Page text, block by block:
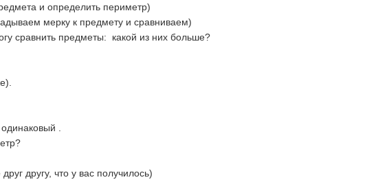
и определить периметр)
мерку к предмету и сравниваем)
сравнить предметы: какой из них больше?
.
другу, что у вас получилось)